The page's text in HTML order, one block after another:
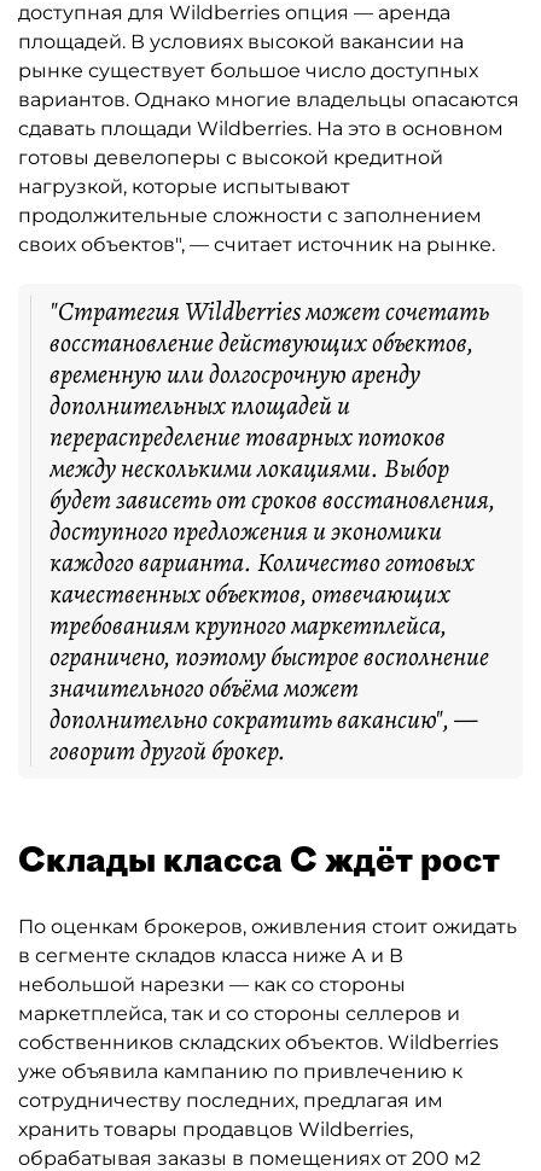
доступная для Wildberries опция — аренда
площадей. В условиях высокой вакансии на
рынке существует большое число доступных
вариантов. Однако многие владельцы опасаются
сдавать площади Wildberries. На это в основном
готовы девелоперы с высокой кредитной
нагрузкой, которые испытывают
продолжительные сложности с заполнением
своих объектов", — считает источник на рынке.
"Стратегия Wildberries может сочетать
восстановление действующих объектов,
временную или долгосрочную аренду
дополнительных площадей и
перераспределение товарных потоков
между несколькими локациями. Выбор
будет зависеть от сроков восстановления,
доступного предложения и экономики
каждого варианта. Количество готовых
качественных объектов, отвечающих
требованиям крупного маркетплейса,
ограничено, поэтому быстрое восполнение
значительного объёма может
дополнительно сократить вакансию", —
говорит другой брокер.
Склады класса С ждёт рост
По оценкам брокеров, оживления стоит ожидать
в сегменте складов класса ниже А и В
небольшой нарезки — как со стороны
маркетплейса, так и со стороны селлеров и
собственников складских объектов. Wildberries
уже объявила кампанию по привлечению к
сотрудничеству последних, предлагая им
хранить товары продавцов Wildberries,
обрабатывая заказы в помещениях от 200 м2